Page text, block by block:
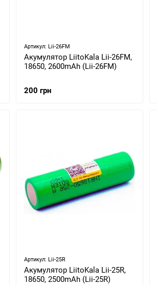
Артикул: Lii-26FM
Акумулятор LiitoKala Lii-26FM,
18650, 2600mAh (Lii-26FM)
200 грн
Артикул: Lii-25R
Акумулятор LiitoKala Lii-25R,
18650, 2500mAh (Lii-25R)